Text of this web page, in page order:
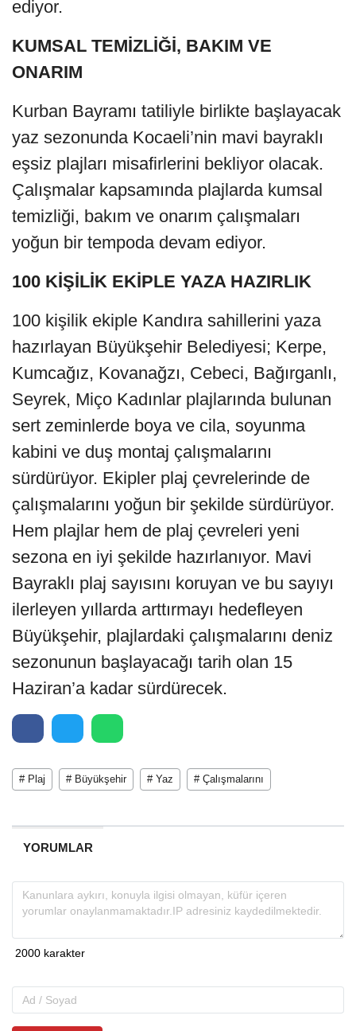
ediyor.
KUMSAL TEMİZLİĞİ, BAKIM VE
ONARIM
Kurban Bayramı tatiliyle birlikte başlayacak
yaz sezonunda Kocaeli’nin mavi bayraklı
eşsiz plajları misafirlerini bekliyor olacak.
Çalışmalar kapsamında plajlarda kumsal
temizliği, bakım ve onarım çalışmaları
yoğun bir tempoda devam ediyor.
100 KİŞİLİK EKİPLE YAZA HAZIRLIK
100 kişilik ekiple Kandıra sahillerini yaza
hazırlayan Büyükşehir Belediyesi; Kerpe,
Kumcağız, Kovanağzı, Cebeci, Bağırganlı,
Seyrek, Miço Kadınlar plajlarında bulunan
sert zeminlerde boya ve cila, soyunma
kabini ve duş montaj çalışmalarını
sürdürüyor. Ekipler plaj çevrelerinde de
çalışmalarını yoğun bir şekilde sürdürüyor.
Hem plajlar hem de plaj çevreleri yeni
sezona en iyi şekilde hazırlanıyor. Mavi
Bayraklı plaj sayısını koruyan ve bu sayıyı
ilerleyen yıllarda arttırmayı hedefleyen
Büyükşehir, plajlardaki çalışmalarını deniz
sezonunun başlayacağı tarih olan 15
Haziran’a kadar sürdürecek.
# Plaj # Büyükşehir # Yaz # Çalışmalarını
YORUMLAR